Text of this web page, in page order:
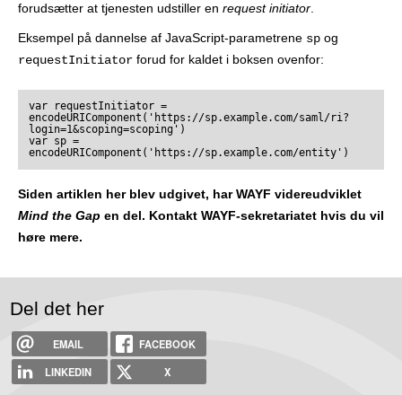
forudsætter at tjenesten udstiller en request initiator.
Eksempel på dannelse af JavaScript-parametrene sp og
requestInitiator forud for kaldet i boksen ovenfor:
var requestInitiator =
encodeURIComponent('https://sp.example.com/saml/ri?
login=1&scoping=scoping')
var sp =
Siden artiklen her blev udgivet, har WAYF videreudviklet
Mind the Gap en del. Kontakt WAYF-sekretariatet hvis du vil
høre mere.
Del det her
EMAIL
FACEBOOK
LINKEDIN
X